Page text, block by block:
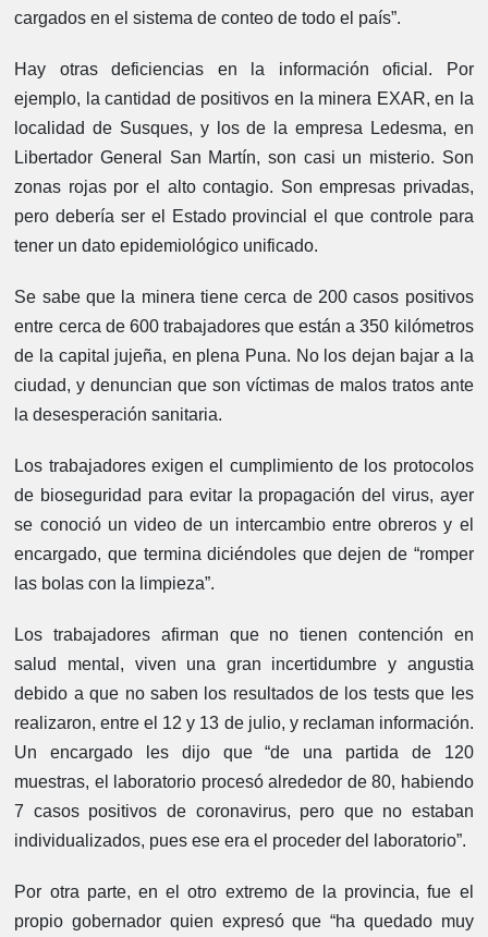
cargados en el sistema de conteo de todo el país”.
Hay otras deficiencias en la información oficial. Por
ejemplo, la cantidad de positivos en la minera EXAR, en la
localidad de Susques, y los de la empresa Ledesma, en
Libertador General San Martín, son casi un misterio. Son
zonas rojas por el alto contagio. Son empresas privadas,
pero debería ser el Estado provincial el que controle para
tener un dato epidemiológico unificado.
Se sabe que la minera tiene cerca de 200 casos positivos
entre cerca de 600 trabajadores que están a 350 kilómetros
de la capital jujeña, en plena Puna. No los dejan bajar a la
ciudad, y denuncian que son víctimas de malos tratos ante
la desesperación sanitaria.
Los trabajadores exigen el cumplimiento de los protocolos
de bioseguridad para evitar la propagación del virus, ayer
se conoció un video de un intercambio entre obreros y el
encargado, que termina diciéndoles que dejen de “romper
las bolas con la limpieza”.
Los trabajadores afirman que no tienen contención en
salud mental, viven una gran incertidumbre y angustia
debido a que no saben los resultados de los tests que les
realizaron, entre el 12 y 13 de julio, y reclaman información.
Un encargado les dijo que “de una partida de 120
muestras, el laboratorio procesó alrededor de 80, habiendo
7 casos positivos de coronavirus, pero que no estaban
individualizados, pues ese era el proceder del laboratorio”.
Por otra parte, en el otro extremo de la provincia, fue el
propio gobernador quien expresó que “ha quedado muy